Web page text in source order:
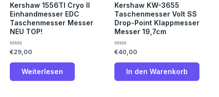
Kershaw 1556TI Cryo II
Einhandmesser EDC
Taschenmesser Messer
NEU TOP!
Bewertet
0
€29,00
Weiterlesen
Kershaw KW-3655
Taschenmesser Volt SS
Drop-Point Klappmesser
Messer 19,7cm
Bewertet
0
€40,00
In den Warenkorb